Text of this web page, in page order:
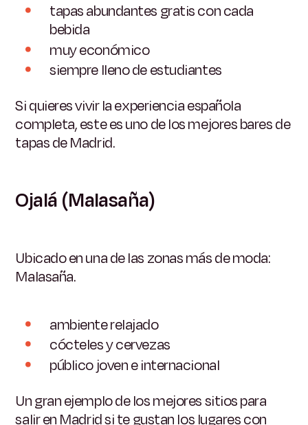
tapas abundantes gratis con cada
bebida
muy económico
siempre lleno de estudiantes
Si quieres vivir la experiencia española
completa, este es uno de los mejores bares de
tapas de Madrid.
Ojalá (Malasaña)
Ubicado en una de las zonas más de moda:
Malasaña.
ambiente relajado
cócteles y cervezas
público joven e internacional
Un gran ejemplo de los mejores sitios para
salir en Madrid si te gustan los lugares con